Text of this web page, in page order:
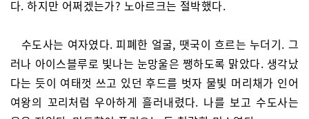
다. 하지만 어쩌겠는가? 노아르크는 절박했다.
수도사는 여자였다. 피폐한 얼굴, 땟국이 흐르는 누더기. 그
러나 아이스블루로 빛나는 눈망울은 쨍하도록 맑았다. 생각났
다는 듯이 여태껏 쓰고 있던 후드를 벗자 물빛 머리채가 인어
여왕의 꼬리처럼 우아하게 흘러내렸다. 나를 보고 수도사는